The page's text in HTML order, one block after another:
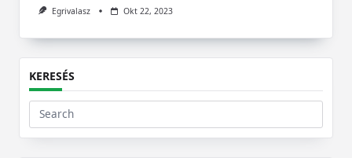
Egrivalasz Okt 22, 2023
KERESÉS
Search
for: